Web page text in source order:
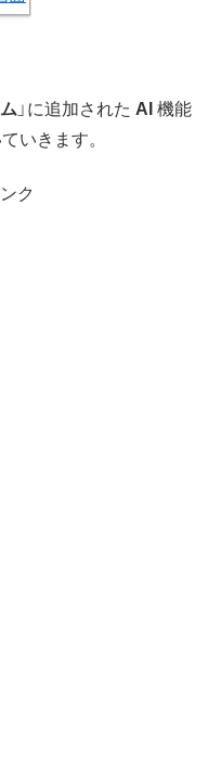
」に追加された AI 機能
いきます。
ク